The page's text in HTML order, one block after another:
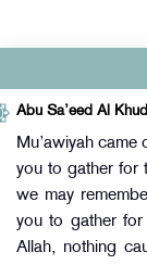
Abu Sa’eed Al
Mu’awiyah
you to gather for
we may
you to gather for
Allah, nothing